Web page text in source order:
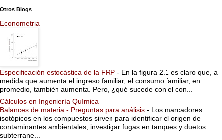
Otros Blogs
Econometria
Especificación estocástica de la FRP - En la figura 2.1 es claro que, a
medida que aumenta el ingreso familiar, el consumo familiar, en
promedio, también aumenta. Pero, ¿qué sucede con el con...
Cálculos en Ingeniería Química
Balances de materia - Preguntas para análisis - Los marcadores
isotópicos en los compuestos sirven para identificar el origen de
contaminantes ambientales, investigar fugas en tanques y duetos
subterrane...